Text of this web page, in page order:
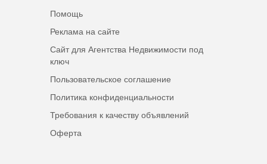
Помощь
Реклама на сайте
Сайт для Агентства Недвижимости под
ключ
Пользовательское соглашение
Политика конфиденциальности
Требования к качеству объявлений
Оферта